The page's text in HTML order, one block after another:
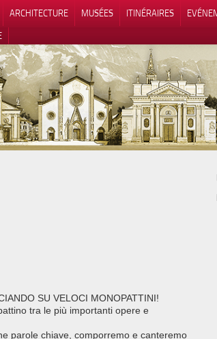
ARCHITECTURE MUSÉES ITINÉRAIRES
SU VELOCI MONOPATTINI!
tra le più importanti opere e
parole chiave, comporremo e canteremo
Vos